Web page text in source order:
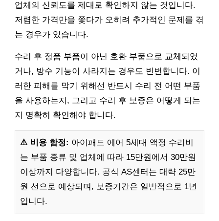
업체의 신뢰도를 제대로 확인하지 않는 것입니다.
저렴한 가격만을 쫓다가 오히려 추가적인 문제를 겪
는 경우가 있습니다.
수리 후 정품 부품이 아닌 호환 부품으로 교체되었
거나, 방수 기능이 사라지는 경우도 빈번합니다. 이
러한 피해를 막기 위해선 반드시 수리 전 어떤 부품
을 사용하는지, 그리고 수리 후 보증은 어떻게 되는
지 명확히 확인해야 합니다.
⚠️ 비용 함정: 아이패드 에어 5세대 액정 수리비
는 부품 종류 및 업체에 따라 15만원에서 30만원
이상까지 다양합니다. 공식 AS센터는 대략 25만
원 선으로 예상되며, 보증기간은 일반적으로 1년
입니다.